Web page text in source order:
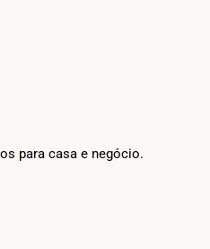
para casa e negócio.